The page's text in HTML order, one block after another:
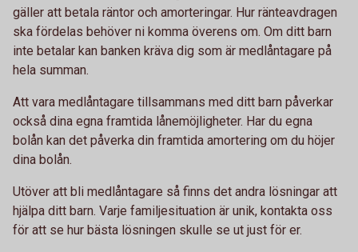
gäller att betala räntor och amorteringar. Hur ränteavdragen
ska fördelas behöver ni komma överens om. Om ditt barn
inte betalar kan banken kräva dig som är medlåntagare på
hela summan.
Att vara medlåntagare tillsammans med ditt barn påverkar
också dina egna framtida lånemöjligheter. Har du egna
bolån kan det påverka din framtida amortering om du höjer
dina bolån.
Utöver att bli medlåntagare så finns det andra lösningar att
hjälpa ditt barn. Varje familjesituation är unik, kontakta oss
för att se hur bästa lösningen skulle se ut just för er.